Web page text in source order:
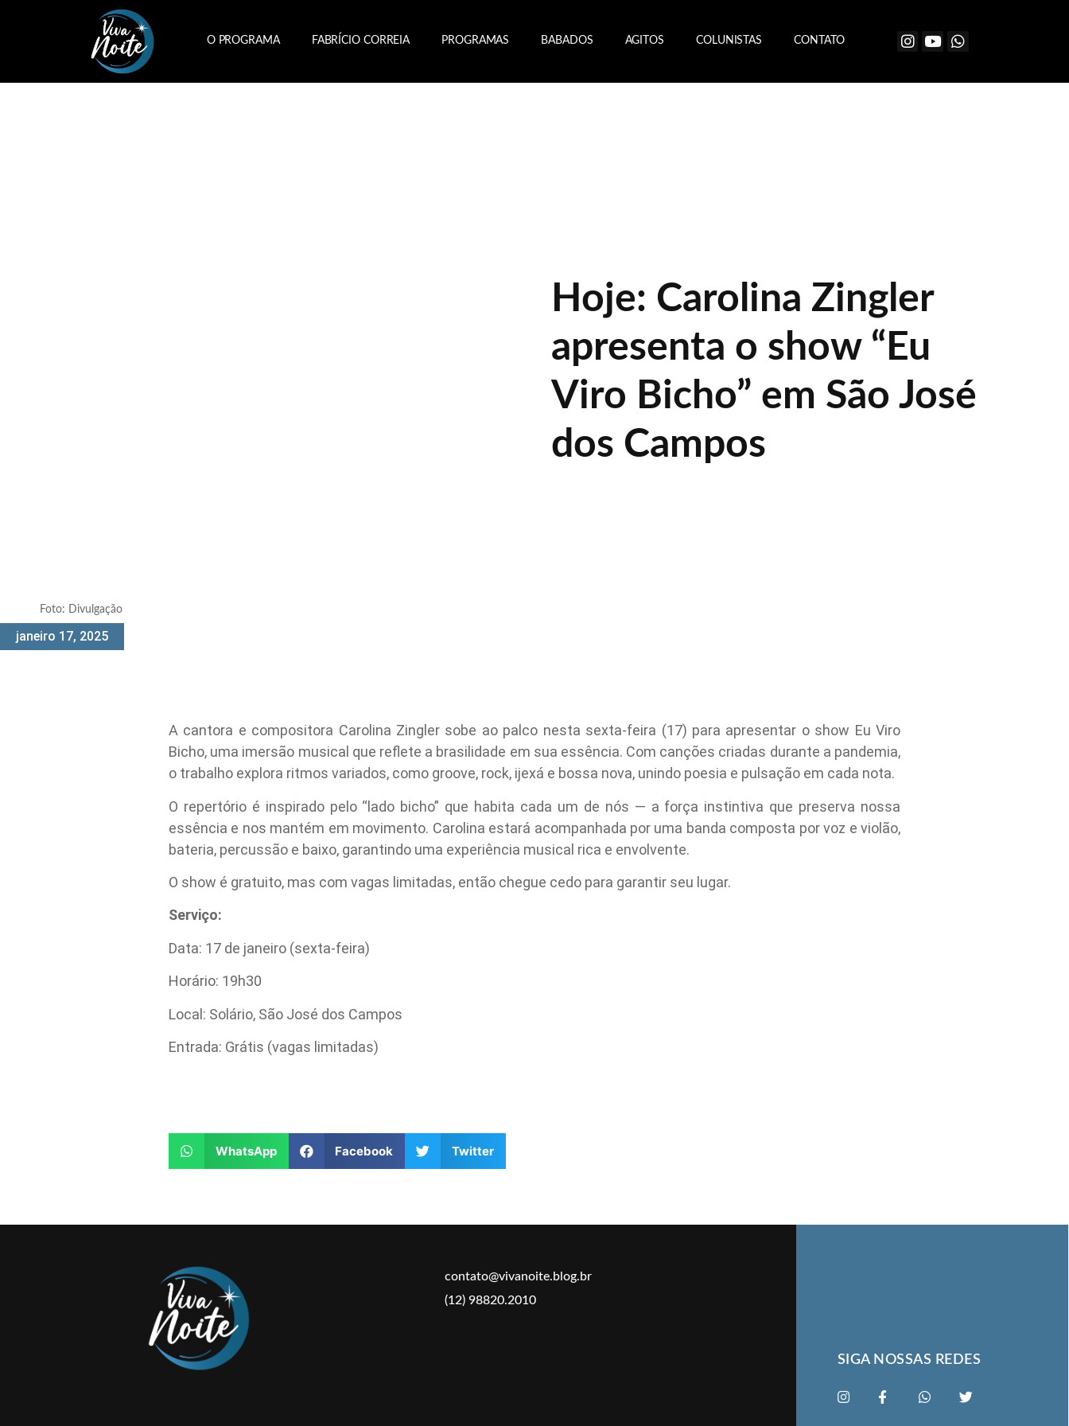
O PROGRAMA FABRÍCIO CORREIA PROGRAMAS BABADOS AGITOS COLUNISTAS CONTATO
Foto: Divulgação
janeiro 17, 2025
Hoje: Carolina Zingler
apresenta o show “Eu
Viro Bicho” em São José
dos Campos
A cantora e compositora Carolina Zingler sobe ao palco nesta sexta-feira (17) para apresentar o show Eu Viro
Bicho, uma imersão musical que reflete a brasilidade em sua essência. Com canções criadas durante a pandemia,
o trabalho explora ritmos variados, como groove, rock, ijexá e bossa nova, unindo poesia e pulsação em cada nota.
O repertório é inspirado pelo “lado bicho” que habita cada um de nós — a força instintiva que preserva nossa
essência e nos mantém em movimento. Carolina estará acompanhada por uma banda composta por voz e violão,
bateria, percussão e baixo, garantindo uma experiência musical rica e envolvente.
O show é gratuito, mas com vagas limitadas, então chegue cedo para garantir seu lugar.
Serviço:
Data: 17 de janeiro (sexta-feira)
Horário: 19h30
Local: Solário, São José dos Campos
Entrada: Grátis (vagas limitadas)
WhatsApp Facebook Twitter
contato@vivanoite.blog.br
(12) 98820.2010
SIGA NOSSAS REDES